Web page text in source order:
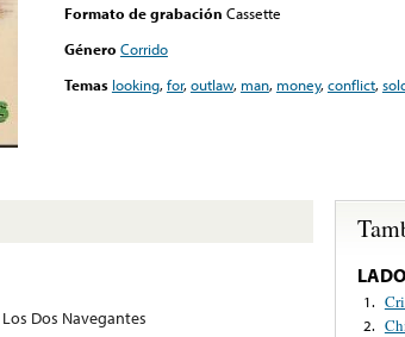
Formato de grabación Cassette
Género Corrido
Temas looking,for,outlaw, man, money,conflict,
Los Dos Navegantes
1.
2.